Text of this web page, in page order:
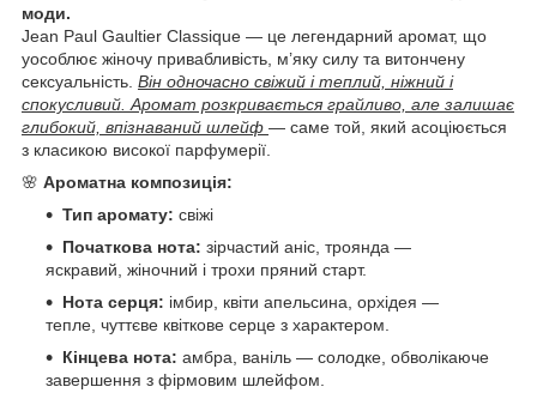
моди.
Jean Paul Gaultier Classique — це легендарний аромат, що
уособлює жіночу привабливість, м’яку силу та витончену
сексуальність. Він одночасно свіжий і теплий, ніжний і
спокусливий. Аромат розкривається грайливо, але залишає
глибокий, впізнаваний шлейф — саме той, який асоціюється
з класикою високої парфумерії.
🌸 Ароматна композиція:
Тип аромату: свіжі
Початкова нота: зірчастий аніс, троянда —
яскравий, жіночний і трохи пряний старт.
Нота серця: імбир, квіти апельсина, орхідея —
тепле, чуттєве квіткове серце з характером.
Кінцева нота: амбра, ваніль — солодке, обволікаюче
завершення з фірмовим шлейфом.